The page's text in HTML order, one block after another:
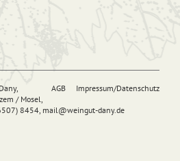
AGB Impressum/Datenschutz
/ Mosel,
8454, mail@weingut-dany.de